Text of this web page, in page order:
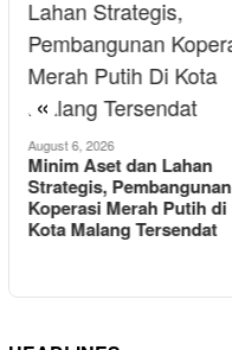
«
August 6, 2026
Minim Aset dan Lahan
Strategis, Pembangunan
Koperasi Merah Putih di
Kota Malang Tersendat